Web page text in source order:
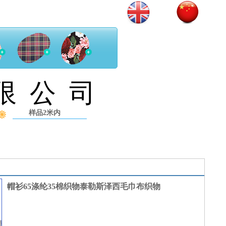
公 司
样品2米内
帽衫65涤纶35棉织物泰勒斯泽西毛巾布织物